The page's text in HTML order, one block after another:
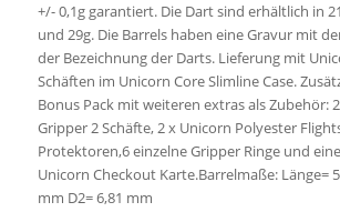
+/- 0,1g garantiert. Die Dart sind erhältlich in
und 29g. Die Barrels haben eine Gravur mit
der Bezeichnung der Darts. Lieferung mit
Schäften im Unicorn Core Slimline Case.
Bonus Pack mit weiteren extras als Zubehör:
Gripper 2 Schäfte, 2 x Unicorn Polyester
Protektoren,6 einzelne Gripper Ringe und
Unicorn Checkout Karte.Barrelmaße: Länge=
mm D2= 6,81 mm